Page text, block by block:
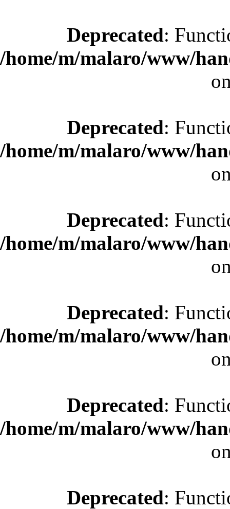
Deprecated:
/home/m/malaro/www/
Deprecated:
/home/m/malaro/www/
Deprecated:
/home/m/malaro/www/
Deprecated:
/home/m/malaro/www/
Deprecated:
/home/m/malaro/www/
Deprecated: